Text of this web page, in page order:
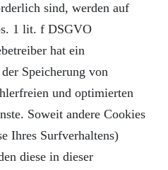
sind, werden auf
1 lit. f DSGVO
hat ein
Speicherung von
und optimierten
Soweit andere Cookies
Ihres Surfverhaltens)
diese in dieser